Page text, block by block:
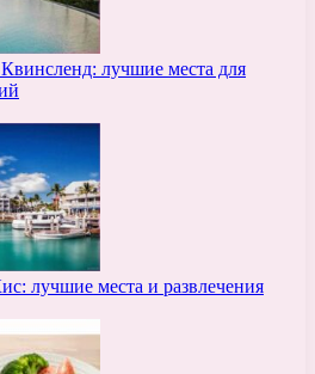
лучшие места для
лучшие места и развлечения